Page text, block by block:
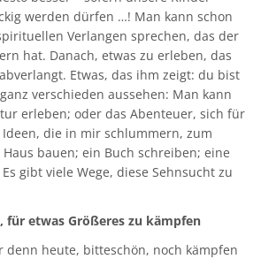
werden dürfen …! Man kann schon
Verlangen sprechen, das der
hat. Danach, etwas zu erleben, das
Etwas, das ihm zeigt: du bist
verschieden aussehen: Man kann
erleben; oder das Abenteuer, sich für
die in mir schlummern, zum
bauen; ein Buch schreiben; eine
gibt viele Wege, diese Sehnsucht zu
für etwas Größeres zu kämpfen
denn heute, bitteschön, noch kämpfen